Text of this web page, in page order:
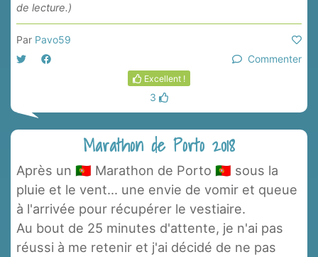
de lecture.)
Par Pavo59
Commenter
Excellent !
3
Marathon de Porto 2018
Après un 🇵🇹 Marathon de Porto 🇵🇹 sous la
pluie et le vent... une envie de vomir et queue
à l'arrivée pour récupérer le vestiaire.
Au bout de 25 minutes d'attente, je n'ai pas
réussi à me retenir et j'ai décidé de ne pas